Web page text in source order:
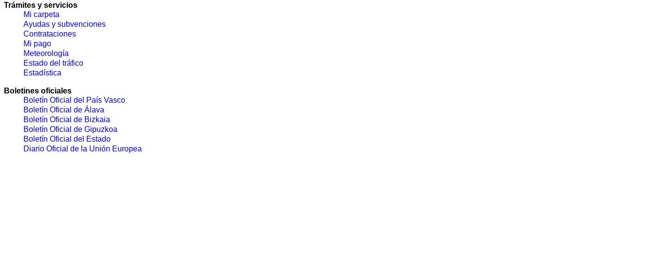
Trámites y servicios
Mi carpeta
Ayudas y subvenciones
Contrataciones
Mi pago
Meteorología
Estado del tráfico
Estadística
Boletines oficiales
Boletín Oficial del País Vasco
Boletín Oficial de Álava
Boletín Oficial de Bizkaia
Boletín Oficial de Gipuzkoa
Boletín Oficial del Estado
Diario Oficial de la Unión Europea